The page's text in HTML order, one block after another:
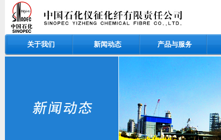
关于我们 新闻动态 产品与服务